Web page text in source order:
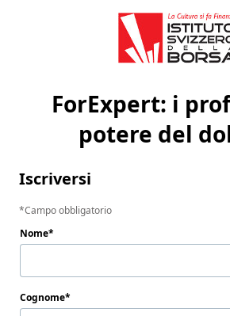
ForExpert: i
potere del
Iscriversi
Campo obbligatorio
Nome
Cognome